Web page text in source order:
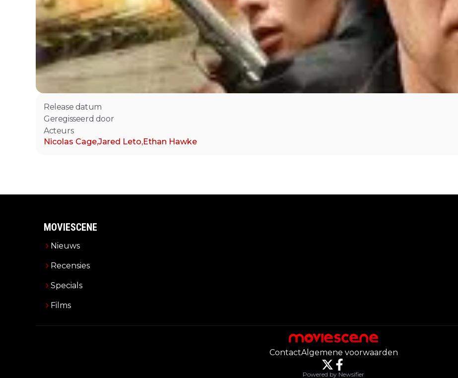
Release datum
Geregisseerd door
Acteurs
Nicolas Cage,Jared Leto,Ethan Hawke
MOVIESCENE
Nieuws
Recensies
Specials
Films
ContactAlgemene voorwaarden
Powered by Newsifier